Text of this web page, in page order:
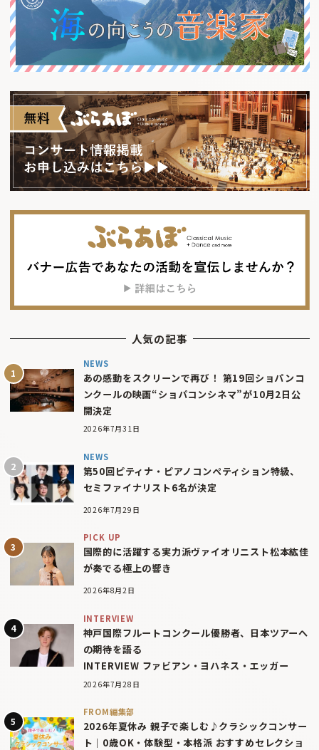
人気の記事
NEWS
あの感動をスクリーンで再び！ 第19回ショパンコ
ンクールの映画“ショパコンシネマ”が10月2日公
開決定
2026年7月31日
NEWS
第50回ピティナ・ピアノコンペティション特級、
セミファイナリスト6名が決定
2026年7月29日
PICK UP
国際的に活躍する実力派ヴァイオリニスト松本紘佳
が奏でる極上の響き
2026年8月2日
INTERVIEW
神戸国際フルートコンクール優勝者、日本ツアーへ
の期待を語る
INTERVIEW ファビアン・ヨハネス・エッガー
2026年7月28日
FROM編集部
2026年夏休み 親子で楽しむ♪クラシックコンサー
ト｜0歳OK・体験型・本格派 おすすめセレクショ